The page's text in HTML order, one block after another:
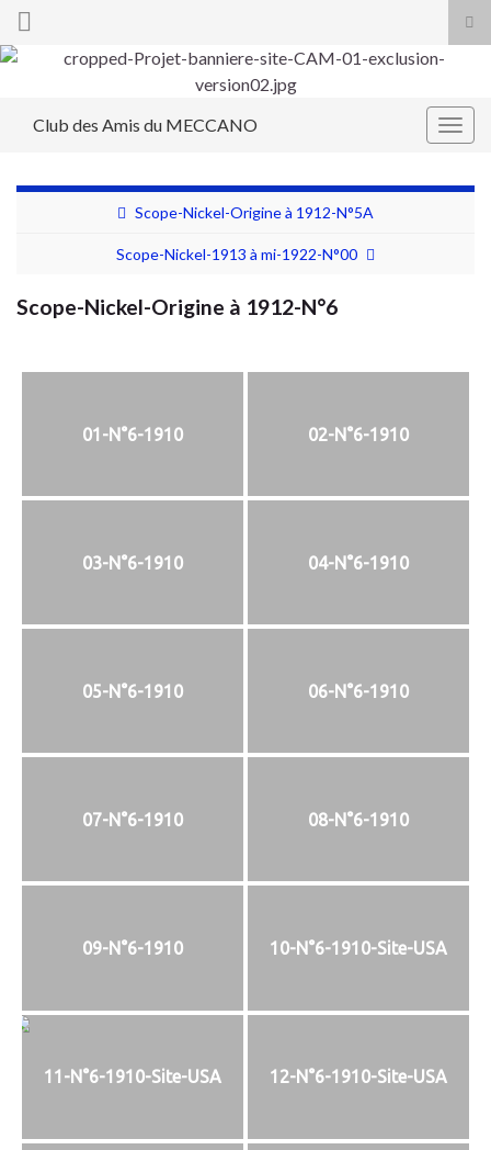
Search for:
Club des Amis du MECCANO
Scope-Nickel-Origine à 1912-N°5A
Scope-Nickel-1913 à mi-1922-N°00
Scope-Nickel-Origine à 1912-N°6
01-N°6-1910 02-N°6-1910
03-N°6-1910 04-N°6-1910
05-N°6-1910 06-N°6-1910
07-N°6-1910 08-N°6-1910
09-N°6-1910 10-N°6-1910-Site-USA
11-N°6-1910-Site-USA 12-N°6-1910-Site-USA